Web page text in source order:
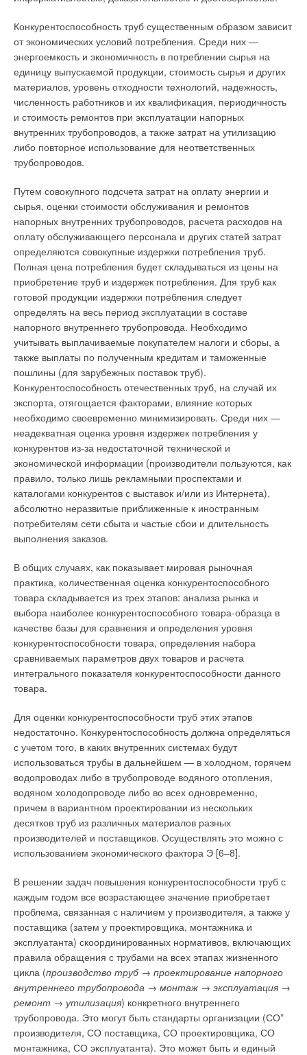
Конкурентоспособность труб существенным образом зависит
от экономических условий потребления. Среди них —
энергоемкость и экономичность в потреблении сырья на
единицу выпускаемой продукции, стоимость сырья и других
материалов, уровень отходности технологий, надежность,
численность работников и их квалификация, периодичность
и стоимость ремонтов при эксплуатации напорных
внутренних трубопроводов, а также затрат на утилизацию
либо повторное использование для неответственных
трубопроводов.
Путем совокупного подсчета затрат на оплату энергии и
сырья, оценки стоимости обслуживания и ремонтов
напорных внутренних трубопроводов, расчета расходов на
оплату обслуживающего персонала и других статей затрат
определяются совокупные издержки потребления труб.
Полная цена потребления будет складываться из цены на
приобретение труб и издержек потребления. Для труб как
готовой продукции издержки потребления следует
определять на весь период эксплуатации в составе
напорного внутреннего трубопровода. Необходимо
учитывать выплачиваемые покупателем налоги и сборы, а
также выплаты по полученным кредитам и таможенные
пошлины (для зарубежных поставок труб).
Конкурентоспособность отечественных труб, на случай их
экспорта, отягощается факторами, влияние которых
необходимо своевременно минимизировать. Среди них —
неадекватная оценка уровня издержек потребления у
конкурентов из-за недостаточной технической и
экономической информации (производители пользуются, как
правило, только лишь рекламными проспектами и
каталогами конкурентов с выставок и/или из Интернета),
абсолютно неразвитые приближенные к иностранным
потребителям сети сбыта и частые сбои и длительность
выполнения заказов.
В общих случаях, как показывает мировая рыночная
практика, количественная оценка конкурентоспособного
товара складывается из трех этапов: анализа рынка и
выбора наиболее конкурентоспособного товара-образца в
качестве базы для сравнения и определения уровня
конкурентоспособности товара, определения набора
сравниваемых параметров двух товаров и расчета
интегрального показателя конкурентоспособности данного
товара.
Для оценки конкурентоспособности труб этих этапов
недостаточно. Конкурентоспособность должна определяться
с учетом того, в каких внутренних системах будут
использоваться трубы в дальнейшем — в холодном, горячем
водопроводах либо в трубопроводе водяного отопления,
водяном холодопроводе либо во всех одновременно,
причем в вариантном проектировании из нескольких
десятков труб из различных материалов разных
производителей и поставщиков. Осуществлять это можно с
использованием экономического фактора Э [6–8].
В решении задач повышения конкурентоспособности труб с
каждым годом все возрастающее значение приобретает
проблема, связанная с наличием у производителя, а также у
поставщика (затем у проектировщика, монтажника и
эксплуатанта) скоординированных нормативов, включающих
правила обращения с трубами на всех этапах жизненного
цикла (производство труб → проектирование напорного
внутреннего трубопровода → монтаж → эксплуатация →
ремонт → утилизация) конкретного внутреннего
трубопровода. Это могут быть стандарты организации (СО*
производителя, СО поставщика, СО проектировщика, СО
монтажника, СО эксплуатанта). Это может быть и единый